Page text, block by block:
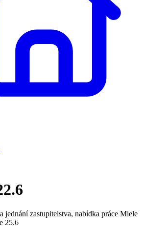
jednání zastupitelstva, nabídka práce Miele
25.6